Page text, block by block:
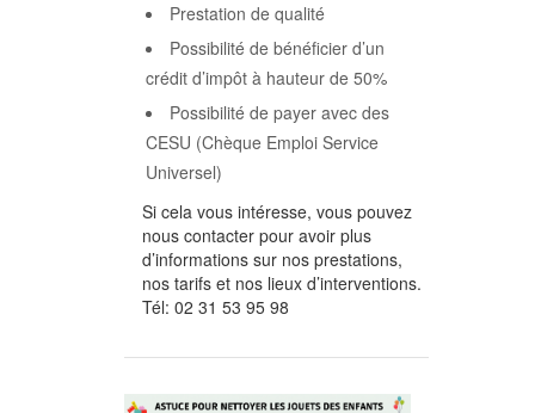
Prestation de qualité
Possibilité de bénéficier d’un
crédit d’impôt à hauteur de 50%
Possibilité de payer avec des
CESU (Chèque Emploi Service
Universel)
Si cela vous intéresse, vous pouvez
nous contacter pour avoir plus
d’informations sur nos prestations,
nos tarifs et nos lieux d’interventions.
Tél: 02 31 53 95 98